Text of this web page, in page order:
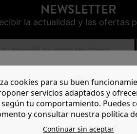
Do you want to be redirected
www.promod.com ?
NEWSLETTER
la actualidad y las ofertas
cookies para su buen
servicios adaptados y
según tu comportamiento. Puedes
y consultar nuestra política
Continuar sin aceptar